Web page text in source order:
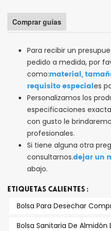
Comprar guías
Para recibir un
pedido a medida, por
como:material,
requisito especiales
Personalizamos los
especificaciones
con gusto le
profesionales.
Si tiene alguna otra
consultarnos.dejar un
abajo.
ETIQUETAS CALIENTES :
Bolsa Para Desechar
Bolsa Sanitaria De Almidón